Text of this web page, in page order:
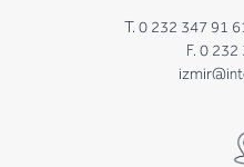
T. 0 232 347 91
F. 0